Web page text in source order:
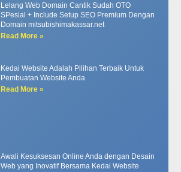
Lelang Web Domain Cantik Sudah OTO
SPesial + Include Setup SEO Premium Dengan
Domain mitsubishimakassar.net
Read More »
Kedai Website Adalah Pilihan Terbaik Untuk
Pembuatan Website Anda
Read More »
Awali Kesuksesan Online Anda dengan Desain
Web yang Inovatif Bersama Kedai Website